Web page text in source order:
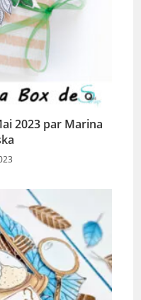
2023 par Marina